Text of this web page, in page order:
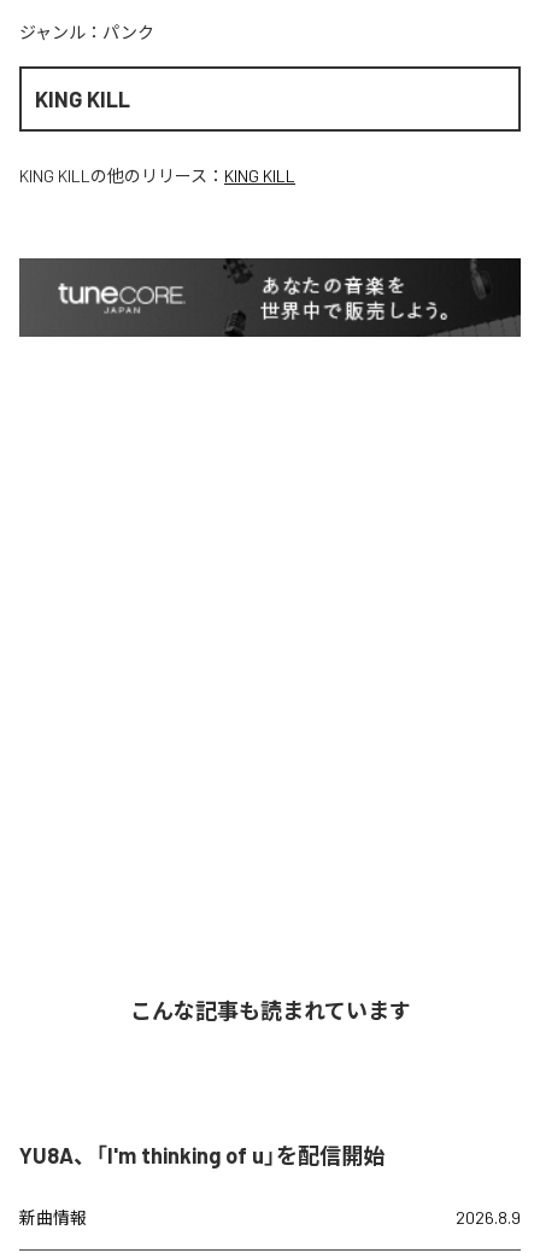
ジャンル： パンク
KING KILL
KING KILL の他のリリース： KING KILL
こんな記事も読まれています
YU8A、「I'm thinking of u」を配信開始
新曲情報 2026.8.9